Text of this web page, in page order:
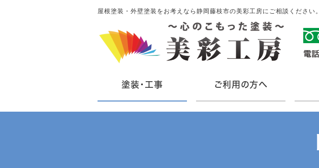
屋根塗装・外壁塗装をお考えなら静岡藤枝市の美彩工房にご相談ください。
塗装・工事 ご利用の方へ